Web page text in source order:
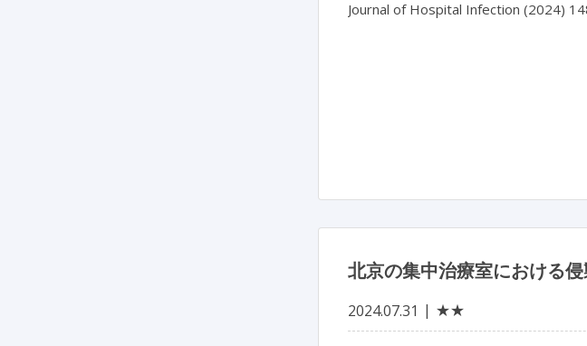
Journal of Hospital Infection (2024)
北京の集中治療室における
2024.07.31 ★★